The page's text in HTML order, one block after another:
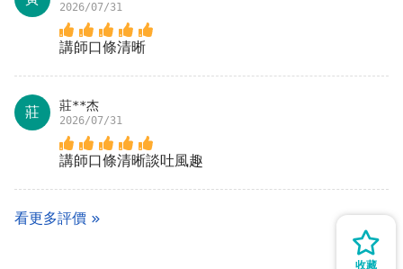
收藏
2026/07/31
講師口條清晰
莊 莊**杰
2026/07/31
講師口條清晰談吐風趣
看更多評價